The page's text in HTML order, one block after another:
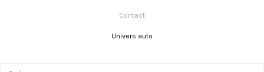
Contact
Univers auto